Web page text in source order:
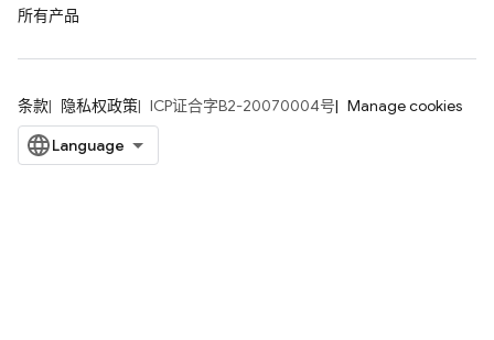
所有产品
条款 隐私权政策 ICP证合字B2-20070004号 Manage cookies